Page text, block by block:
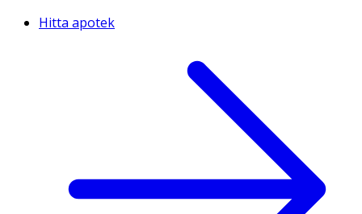
Hitta apotek